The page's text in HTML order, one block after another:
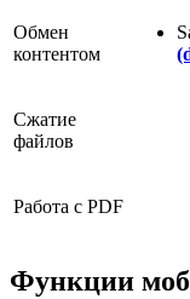
Обмен
контентом
Сжатие
файлов
Работа с PDF
Функции